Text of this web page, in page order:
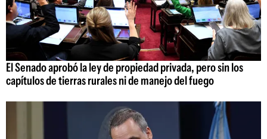
El Senado aprobó la ley de propiedad privada, pero sin los
capítulos de tierras rurales ni de manejo del fuego